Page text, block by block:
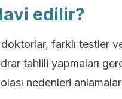
edilir?
farklı testler
tahlili yapmaları
nedenleri